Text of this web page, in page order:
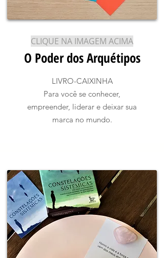
CLIQUE NA IMAGEM ACIMA
O Poder dos Arquétipos
LIVRO-CAIXINHA
Para você se conhecer,
empreender, liderar e deixar sua
marca no mundo.